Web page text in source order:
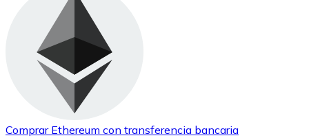
Comprar Ethereum con transferencia bancaria